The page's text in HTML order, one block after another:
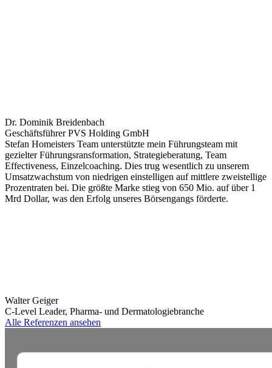
Dr. Dominik Breidenbach
Geschäftsführer PVS Holding GmbH
Stefan Homeisters Team unterstützte mein Führungsteam mit
gezielter Führungsransformation, Strategieberatung, Team
Effectiveness, Einzelcoaching. Dies trug wesentlich zu unserem
Umsatzwachstum von niedrigen einstelligen auf mittlere zweistellige
Prozentraten bei. Die größte Marke stieg von 650 Mio. auf über 1
Mrd Dollar, was den Erfolg unseres Börsengangs förderte.
Walter Geiger
C-Level Leader, Pharma- und Dermatologiebranche
Alle Referenzen ansehen